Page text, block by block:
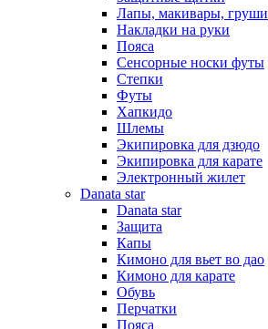
Лапы, макивары, груши
Накладки на руки
Пояса
Сенсорные носки футы
Степки
Футы
Хапкидо
Шлемы
Экипировка для дзюдо
Экипировка для карате
Электронный жилет
Danata star
Danata star
Защита
Капы
Кимоно для вьет во дао
Кимоно для карате
Обувь
Перчатки
Пояса